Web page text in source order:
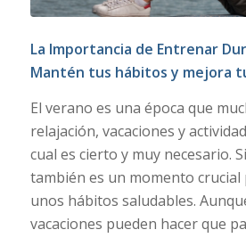
La Importancia de Entrenar
Mantén tus hábitos y mejora
El verano es una época que
relajación, vacaciones y
cual es cierto y muy necesario.
también es un momento
unos hábitos saludables.
vacaciones pueden hacer que